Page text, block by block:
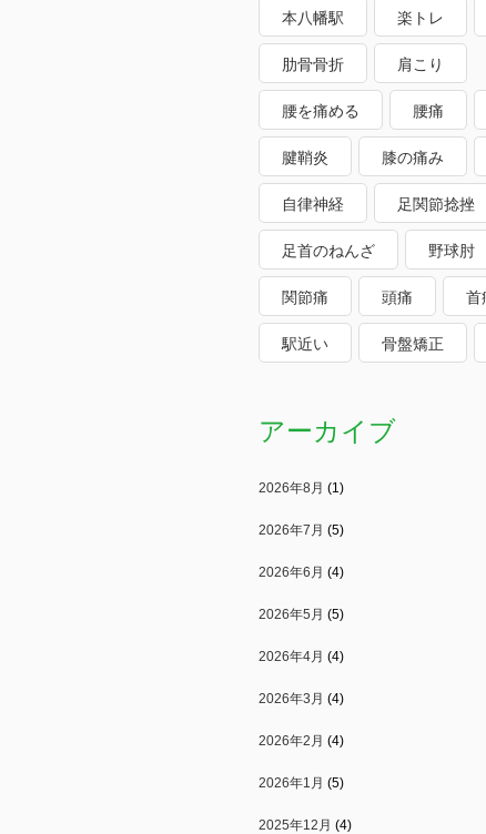
本八幡駅 楽トレ
肋骨骨折 肩こり
腰を痛める 腰痛
腱鞘炎 膝の痛み
自律神経 足関節捻挫
足首のねんざ 野球肘
関節痛 頭痛 首
駅近い 骨盤矯正
アーカイブ
2026年8月 (1)
2026年7月 (5)
2026年6月 (4)
2026年5月 (5)
2026年4月 (4)
2026年3月 (4)
2026年2月 (4)
2026年1月 (5)
2025年12月 (4)